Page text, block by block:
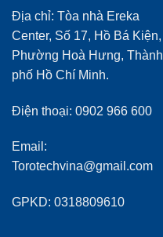
Địa chỉ: Tòa nhà Ereka
Center, Số 17, Hồ Bá Kiện,
Phường Hoà Hưng, Thành
phố Hồ Chí Minh.
Điện thoại: 0902 966 600
Email:
Torotechvina@gmail.com
GPKD: 0318809610